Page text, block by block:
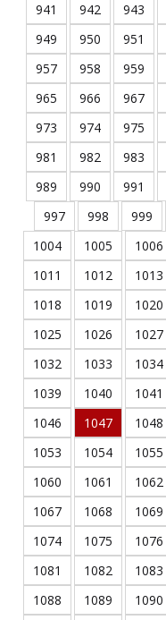
941
942 943
949
950 951
957
958 959
965
966 967
973
974 975
981
982 983
989
990 991
997
998 999
1004
1005 1006
1011
1012 1013
1018
1019 1020
1025
1026 1027
1032
1033 1034
1039
1040 1041
1046
1047 1048
1053
1054 1055
1060
1061 1062
1067
1068 1069
1074
1075 1076
1081
1082 1083
1088
1089 1090